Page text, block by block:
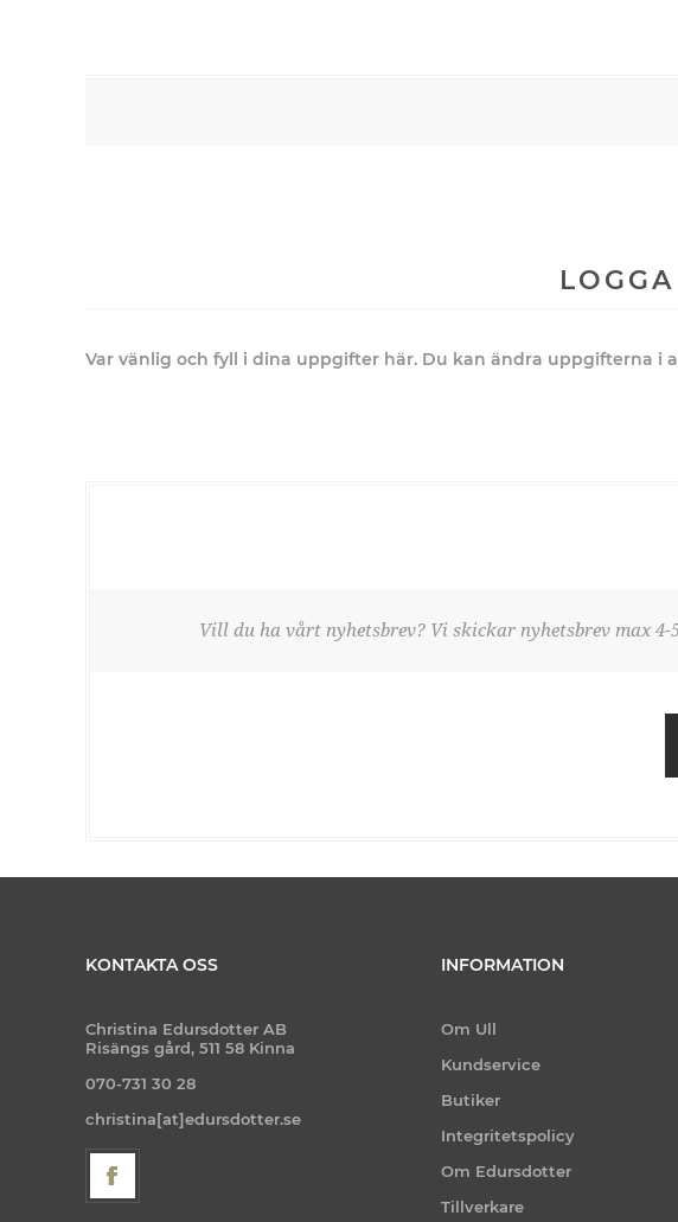
Var vänlig och fyll i dina uppgifter här. Du kan ändra uppgifterna i
Vill du ha vårt nyhetsbrev? Vi skickar nyhetsbrev max
KONTAKTA OSS
Christina Edursdotter AB
Risängs gård, 511 58 Kinna
070-731 30 28
christina[at]edursdotter.se
INFORMATION
Om Ull
Kundservice
Butiker
Integritetspolicy
Om Edursdotter
Tillverkare